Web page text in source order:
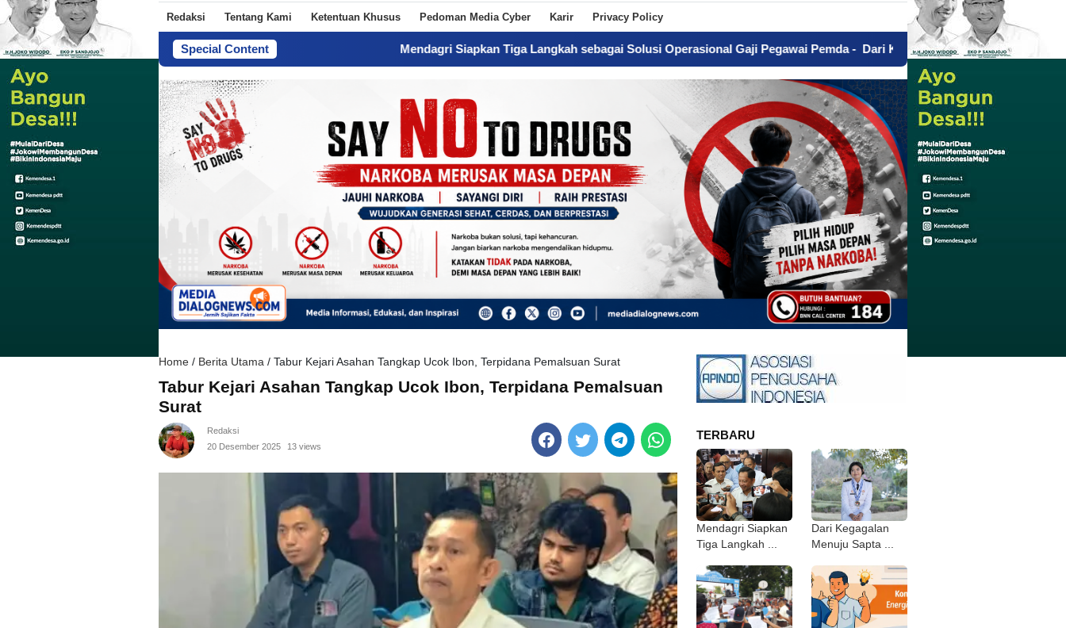
Redaksi Tentang Kami Ketentuan Khusus Pedoman Media Cyber Karir Privacy Policy
Special Content Mendagri Siapkan Tiga Langkah sebagai Solusi Operasional Gaji Pegawai Pemda- Dari Kegagalan Menuju Sapta Abdi Praja, Charina
Home / Berita Utama / Tabur Kejari Asahan Tangkap Ucok Ibon, Terpidana Pemalsuan Surat
Tabur Kejari Asahan Tangkap Ucok Ibon, Terpidana Pemalsuan
Surat
Redaksi
20 Desember 2025
13 views
TERBARU
Mendagri Siapkan
Tiga Langkah ...
Dari Kegagalan
Menuju Sapta ...